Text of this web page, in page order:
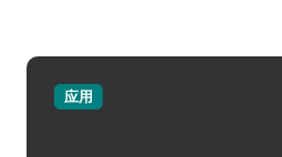
应用